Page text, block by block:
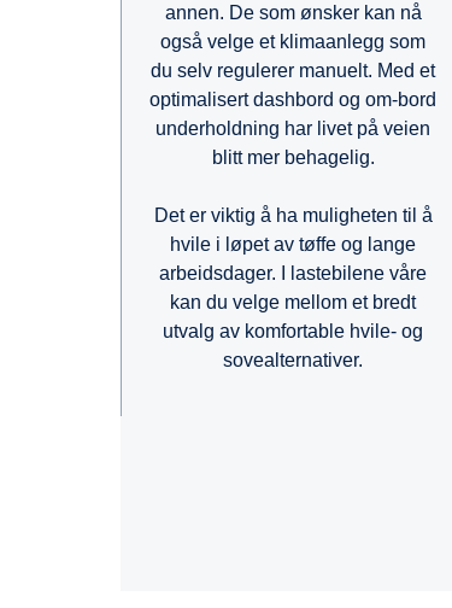
annen. De som ønsker kan nå
også velge et klimaanlegg som
du selv regulerer manuelt. Med et
optimalisert dashbord og om-bord
underholdning har livet på veien
blitt mer behagelig.
Det er viktig å ha muligheten til å
hvile i løpet av tøffe og lange
arbeidsdager. I lastebilene våre
kan du velge mellom et bredt
utvalg av komfortable hvile- og
sovealternativer.